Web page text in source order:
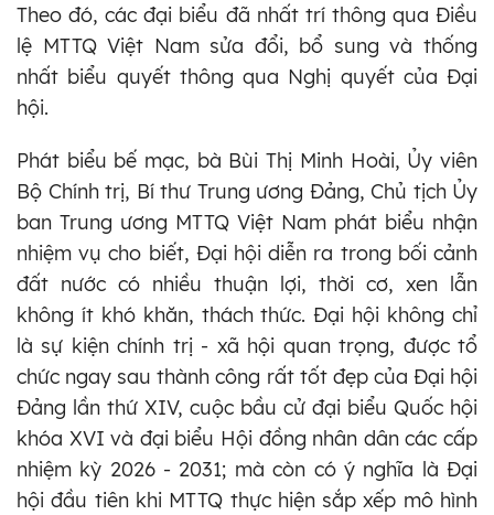
Theo đó, các đại biểu đã nhất trí thông qua Điều
lệ MTTQ Việt Nam sửa đổi, bổ sung và thống
nhất biểu quyết thông qua Nghị quyết của Đại
hội.
Phát biểu bế mạc, bà Bùi Thị Minh Hoài, Ủy viên
Bộ Chính trị, Bí thư Trung ương Đảng, Chủ tịch Ủy
ban Trung ương MTTQ Việt Nam phát biểu nhận
nhiệm vụ cho biết, Đại hội diễn ra trong bối cảnh
đất nước có nhiều thuận lợi, thời cơ, xen lẫn
không ít khó khăn, thách thức. Đại hội không chỉ
là sự kiện chính trị - xã hội quan trọng, được tổ
chức ngay sau thành công rất tốt đẹp của Đại hội
Đảng lần thứ XIV, cuộc bầu cử đại biểu Quốc hội
khóa XVI và đại biểu Hội đồng nhân dân các cấp
nhiệm kỳ 2026 - 2031; mà còn có ý nghĩa là Đại
hội đầu tiên khi MTTQ thực hiện sắp xếp mô hình